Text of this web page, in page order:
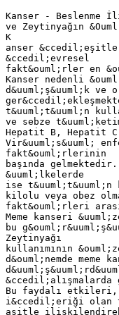
Kanser - Beslenme
ve Zeytinyağın
K
anser
&ccedil;evresel
fakt&ouml;rler en
Kanser nedenli
d&uuml;ş&uuml;k
t&uuml;t&uuml;n
ve sebze
Hepatit B, Hepatit
Vir&uuml;s&uuml;
fakt&ouml;rlerinin
başında
&uuml;lkelerde
ise t&uuml;t&uuml;n
kilolu veya obez
fakt&ouml;rleri
Meme kanseri
bu
Zeytinyağı
kullanımının
d&ouml;nemde
Bu faydalı etkileri,
i&ccedil;eriği olan
asitle